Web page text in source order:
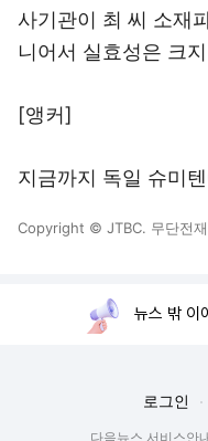
사기관이 최 씨 소재
니어서 실효성은 크
[앵커]
지금까지 독일 슈미
Copyright © JTBC. 무단전
뉴스 밖 이
로그인
다음뉴스 서비스안